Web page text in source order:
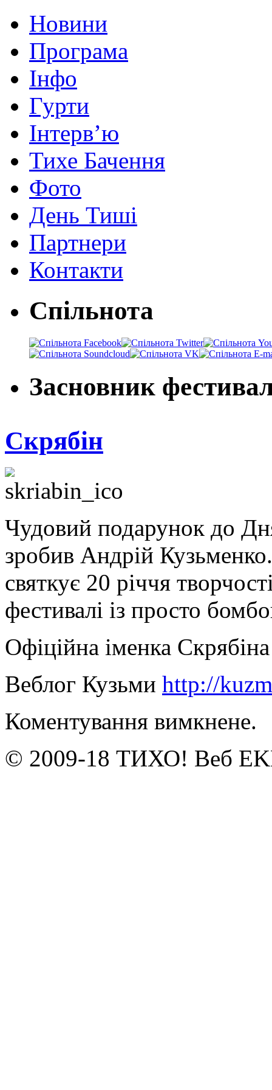
Новини
Програма
Інфо
Гурти
Інтерв’ю
Тихе Бачення
Фото
День Тиші
Партнери
Контакти
Спільнота
Засновник
Скрябін
Чудовий подарунок до
зробив Андрій
святкує 20 річчя
фестивалі із просто
Офіційна іменка
Веблог Кузьми http://
Коментування вимкнене.
© 2009-18 ТИХО! Веб